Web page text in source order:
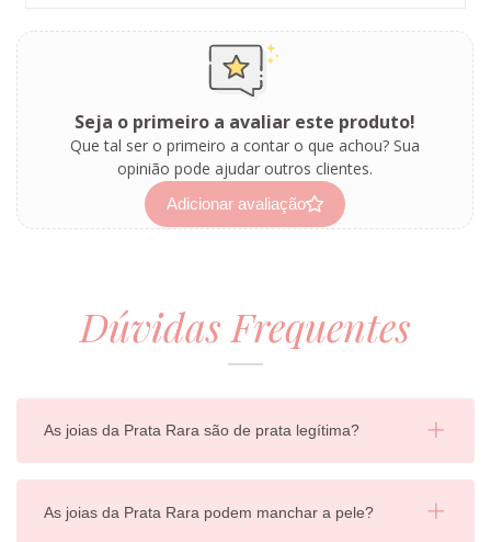
Seja o primeiro a avaliar este produto!
Que tal ser o primeiro a contar o que achou? Sua
opinião pode ajudar outros clientes.
Adicionar avaliação
Dúvidas Frequentes
As joias da Prata Rara são de prata legítima?
As joias da Prata Rara podem manchar a pele?